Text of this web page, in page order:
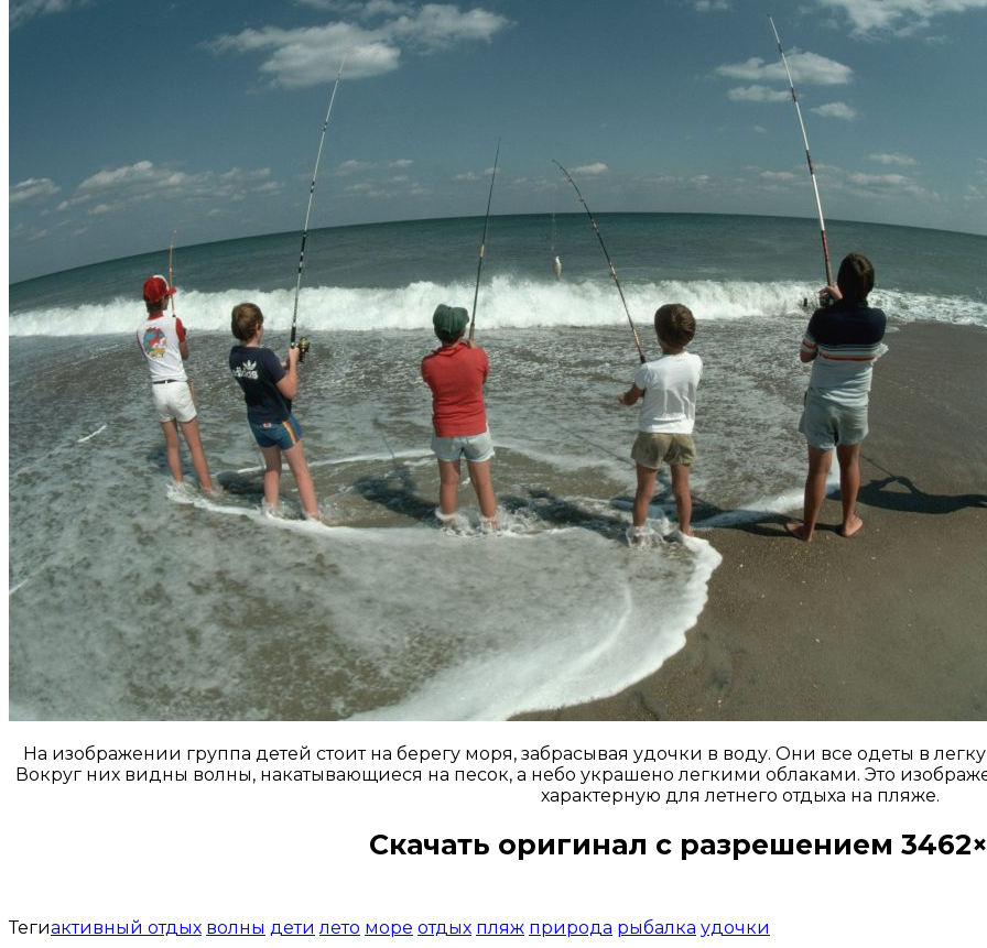
На изображении группа детей стоит на берегу моря, забрасывая удочки в воду. Они все одеты в
Вокруг них видны волны, накатывающиеся на песок, а небо украшено легкими облаками. Это
характерную для летнего отдыха на пляже.
Скачать оригинал с разрешением
Тегиактивный отдых волны дети лето море отдых пляж природа рыбалка удочки